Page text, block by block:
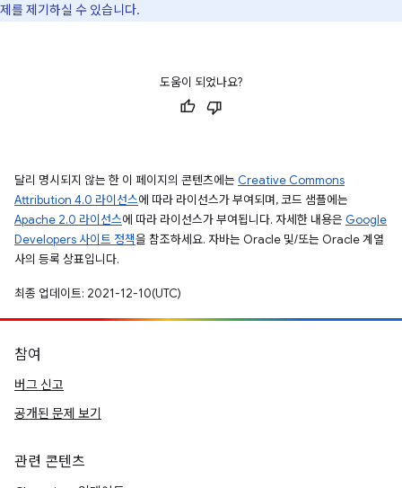
제를 제기하실 수 있습니다.
도움이 되었나요?
달리 명시되지 않는 한 이 페이지의 콘텐츠에는 Creative Commons
Attribution 4.0 라이선스에 따라 라이선스가 부여되며, 코드 샘플에는
Apache 2.0 라이선스에 따라 라이선스가 부여됩니다. 자세한 내용은 Google
Developers 사이트 정책을 참조하세요. 자바는 Oracle 및/또는 Oracle 계열
사의 등록 상표입니다.
최종 업데이트: 2021-12-10(UTC)
참여
버그 신고
공개된 문제 보기
관련 콘텐츠